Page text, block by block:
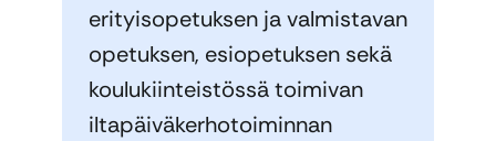
erityisopetuksen ja valmistavan
opetuksen, esiopetuksen sekä
koulukiinteistössä toimivan
iltapäiväkerhotoiminnan